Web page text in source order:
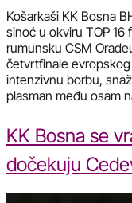
Košarkaši KK Bosna
sinoć u okviru TOP 16
rumunsku CSM
četvrtfinale
intenzivnu borbu,
plasman među osam
KK Bosna se
dočekuju